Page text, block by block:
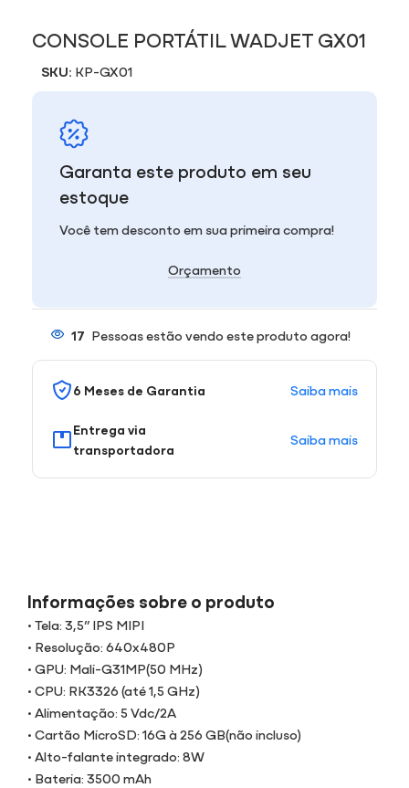
CONSOLE PORTÁTIL WADJET GX01
SKU: KP-GX01
Garanta este produto em seu
estoque
Você tem desconto em sua primeira compra!
Orçamento
17 Pessoas estão vendo este produto agora!
6 Meses de Garantia Saiba mais
Entrega via
transportadora
Saiba mais
Informações sobre o produto
• Tela: 3,5” IPS MIPI
• Resolução: 640x480P
• GPU: Mali-G31MP(50 MHz)
• CPU: RK3326 (até 1,5 GHz)
• Alimentação: 5 Vdc/2A
• Cartão MicroSD: 16G à 256 GB(não incluso)
• Alto-falante integrado: 8W
• Bateria: 3500 mAh